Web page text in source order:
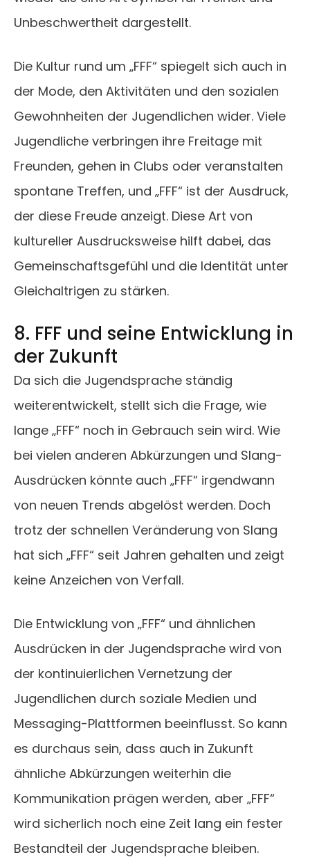
Unbeschwertheit dargestellt.
Die Kultur rund um „FFF“ spiegelt sich auch in
der Mode, den Aktivitäten und den sozialen
Gewohnheiten der Jugendlichen wider. Viele
Jugendliche verbringen ihre Freitage mit
Freunden, gehen in Clubs oder veranstalten
spontane Treffen, und „FFF“ ist der Ausdruck,
der diese Freude anzeigt. Diese Art von
kultureller Ausdrucksweise hilft dabei, das
Gemeinschaftsgefühl und die Identität unter
Gleichaltrigen zu stärken.
8. FFF und seine Entwicklung in
der Zukunft
Da sich die Jugendsprache ständig
weiterentwickelt, stellt sich die Frage, wie
lange „FFF“ noch in Gebrauch sein wird. Wie
bei vielen anderen Abkürzungen und Slang-
Ausdrücken könnte auch „FFF“ irgendwann
von neuen Trends abgelöst werden. Doch
trotz der schnellen Veränderung von Slang
hat sich „FFF“ seit Jahren gehalten und zeigt
keine Anzeichen von Verfall.
Die Entwicklung von „FFF“ und ähnlichen
Ausdrücken in der Jugendsprache wird von
der kontinuierlichen Vernetzung der
Jugendlichen durch soziale Medien und
Messaging-Plattformen beeinflusst. So kann
es durchaus sein, dass auch in Zukunft
ähnliche Abkürzungen weiterhin die
Kommunikation prägen werden, aber „FFF“
wird sicherlich noch eine Zeit lang ein fester
Bestandteil der Jugendsprache bleiben.